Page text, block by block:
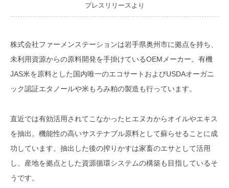
プレスリリースより
株式会社ファーメンステーションは岩手県奥州市に拠点を持ち、
未利用資源からの原料開発を手掛けているOEMメーカー。有機
JAS米を原料とした国内唯一のエコサートおよびUSDAオーガニ
ック認証エタノールや米もろみ粕の製造も行っています。
直近では有効活用されてこなかったヒエヌカからオイルやエキス
を抽出。機能性の高いサステナブル原料として蘇らせることに成
功しています。抽出した後の搾りかすは家畜のエサとして活用
し、産地を拠点とした資源循環システムの構築も目指しているそ
うです。